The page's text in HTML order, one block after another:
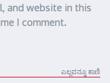
and website in this
I comment.
ಎಲ್ಲವನ್ನೂ ಕಾಣಿ